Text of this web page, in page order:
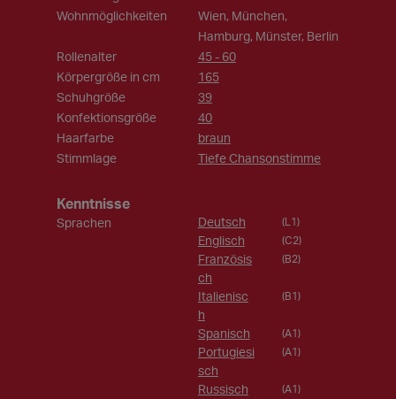
Wohnmöglichkeiten
Wien, München,
Hamburg, Münster, Berlin
Rollenalter
45 - 60
Körpergröße in cm
165
Schuhgröße
39
Konfektionsgröße
40
Haarfarbe
braun
Stimmlage
Tiefe Chansonstimme
Kenntnisse
Sprachen Deutsch (L1)
Englisch (C2)
Französis
ch
(B2)
Italienisc
h
(B1)
Spanisch (A1)
Portugiesi
sch
(A1)
Russisch (A1)